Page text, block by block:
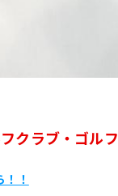
クラブ・ゴル
！